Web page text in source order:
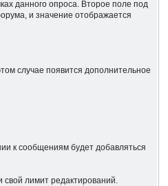
данного опроса. Второе поле под
и значение отображается
случае появится дополнительное
к сообщениям будет добавляться
лимит редактирований.